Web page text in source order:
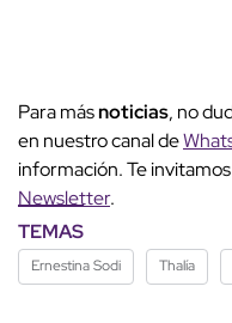
Para másnoticias, no
en nuestro canal de
información. Te
Newsletter.
TEMAS
Ernestina Sodi Thalía